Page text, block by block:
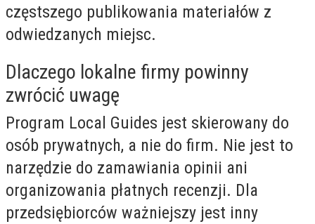
częstszego publikowania materiałów z
odwiedzanych miejsc.
Dlaczego lokalne firmy powinny
zwrócić uwagę
Program Local Guides jest skierowany do
osób prywatnych, a nie do firm. Nie jest to
narzędzie do zamawiania opinii ani
organizowania płatnych recenzji. Dla
przedsiębiorców ważniejszy jest inny